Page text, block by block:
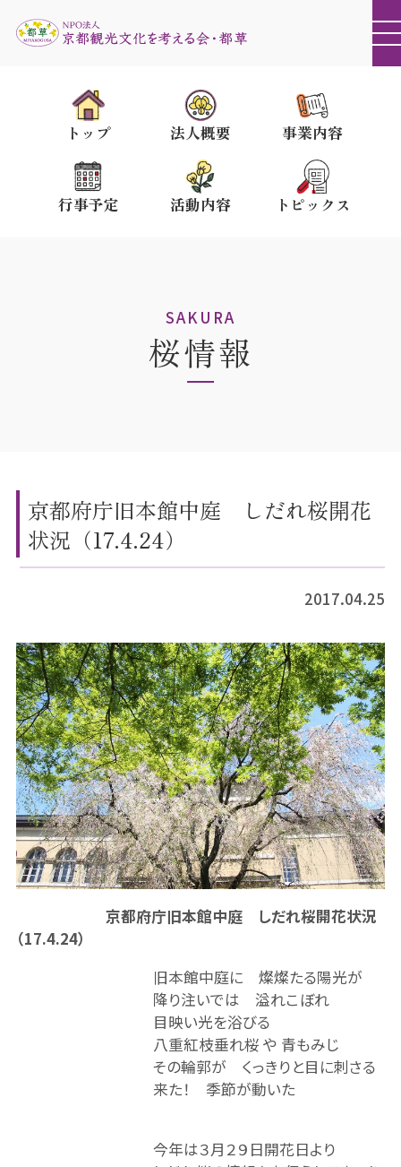
トップ 法人概要 事業内容
行事予定 活動内容 トピックス
SAKURA
桜情報
京都府庁旧本館中庭 しだれ桜開花
状況（17.4.24）
2017.04.25
京都府庁旧本館中庭 しだれ桜開花状況
（17.4.24）
旧本館中庭に 燦燦たる陽光が
降り注いでは 溢れこぼれ
目映い光を浴びる
八重紅枝垂れ桜 や 青もみじ
その輪郭が くっきりと目に刺さる
来た！ 季節が動いた
今年は３月２９日開花日より